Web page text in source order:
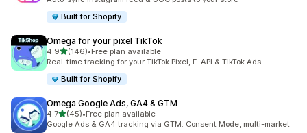
Built for Shopify
Omega for your pixel TikTok
4.9별 5개 중
(146)
총 리뷰 146개
•Free plan available
Real-time tracking for your TikTok Pixel, E-API & TikTok Ads
Built for Shopify
Omega Google Ads, GA4 & GTM
4.7별 5개 중
(45)
총 리뷰 45개
•Free plan available
Google Ads & GA4 tracking via GTM. Consent Mode, multi-market